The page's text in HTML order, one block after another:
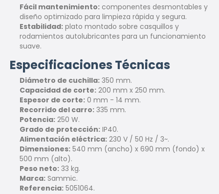
Fácil mantenimiento: componentes desmontables y
diseño optimizado para limpieza rápida y segura.
Estabilidad: plato montado sobre casquillos y
rodamientos autolubricantes para un funcionamiento
suave.
Especificaciones Técnicas
Diámetro de cuchilla: 350 mm.
Capacidad de corte: 200 mm x 250 mm.
Espesor de corte: 0 mm - 14 mm.
Recorrido del carro: 335 mm.
Potencia: 250 W.
Grado de protección: IP40.
Alimentación eléctrica: 230 V / 50 Hz / 3~.
Dimensiones: 540 mm (ancho) x 690 mm (fondo) x
500 mm (alto).
Peso neto: 33 kg.
Marca: Sammic.
Referencia: 5051064.